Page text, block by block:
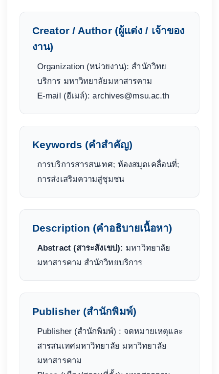
Creator / Author (ผู้แต่ง / เจ้าของ
งาน)
Organization (หน่วยงาน): สำนักวิทย
บริการ มหาวิทยาลัยมหาสารคาม
E-mail (อีเมล์): archives@msu.ac.th
Keywords (คำสำคัญ)
การบริการสารสนเทศ; ห้องสมุดเคลื่อนที่;
การส่งเสริมความสู่ชุมชน
Description (คำอธิบายเนื้อหา)
Abstract (สาระสังเขป): มหาวิทยาลัย
มหาสารคาม สำนักวิทยบริการ
Publisher (สำนักพิมพ์)
Publisher (สำนักพิมพ์) : จดหมายเหตุและ
สารสนเทศมหาวิทยาลัย มหาวิทยาลัย
มหาสารคาม